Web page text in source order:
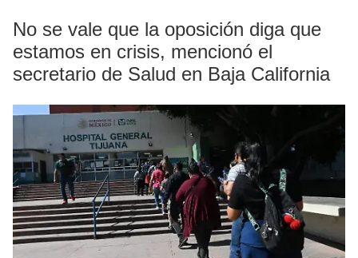
No se vale que la oposición diga que
estamos en crisis, mencionó el
secretario de Salud en Baja California